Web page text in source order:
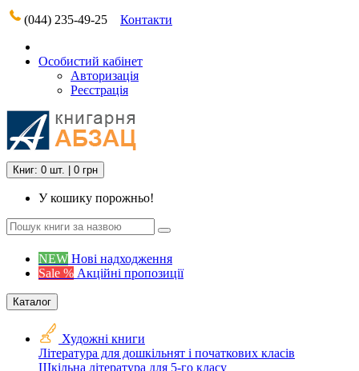
(044) 235-49-25 Контакти
Особистий кабінет
Авторизація
Реєстрація
Книг: 0 шт. | 0 грн
У кошику порожньо!
NEW Нові надходження
Sale % Акційні пропозиції
Каталог
Художні книги
Література для дошкільнят і початкових класів
Шкільна література для 5-го класу